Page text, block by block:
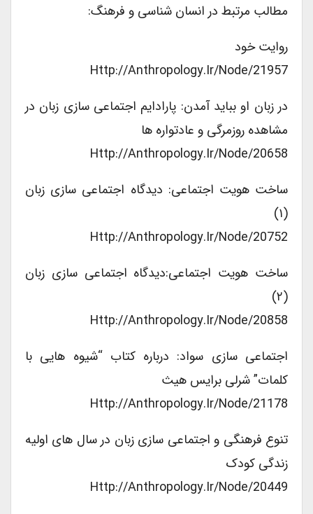
مطالب مرتبط در انسان شناسی و فرهنگ:
روایت خود
Http://anthropology.ir/node/21957
در زبان او بباید آمدن: پارادایم اجتماعی سازی زبان در
مشاهده روزمرگی و عادتواره ها
Http://anthropology.ir/node/20658
ساخت هویت اجتماعی: دیدگاه اجتماعی سازی زبان
Http://anthropology.ir/node/20752
ساخت هویت اجتماعی:دیدگاه اجتماعی سازی زبان
Http://anthropology.ir/node/20858
اجتماعی سازی سواد: درباره کتاب “شیوه هایی با
کلمات” شرلی برایس هیث
Http://anthropology.ir/node/21178
تنوع فرهنگی و اجتماعی سازی زبان در سال های اولیه
زندگی کودک
Http://anthropology.ir/node/20449